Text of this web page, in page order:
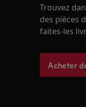
Trouvez
des pièces
faites-les
Acheter